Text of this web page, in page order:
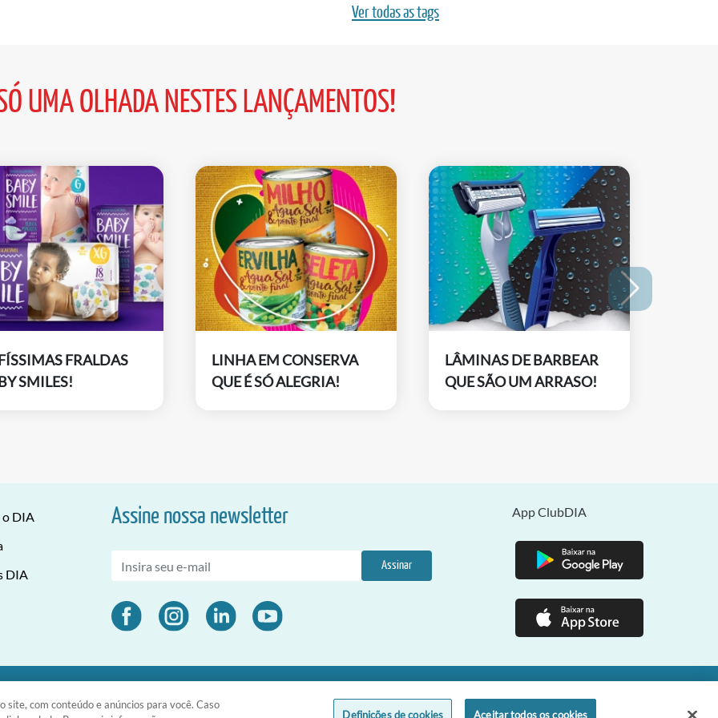
Ver todas as tags
UMA OLHADA NESTES LANÇAMENTOS!
FRALDAS
SMILES!
LINHA EM CONSERVA
QUE É SÓ ALEGRIA!
LÂMINAS DE BARBEAR
QUE SÃO UM ARRASO!
o DIA
DIA
Assine nossa newsletter
Assinar
App ClubDIA
03.476.811/0001-51 | Rua da Consolação, 1601 - Consolação - São Paulo - SP - CEP 01301-100
com conteúdo e anúncios para você. Caso
Definições de cookies Aceitar todos os cookies